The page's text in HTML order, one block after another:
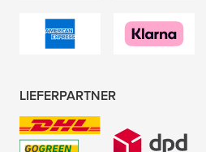
LIEFERPARTNER